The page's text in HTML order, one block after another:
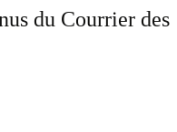
du Courrier des